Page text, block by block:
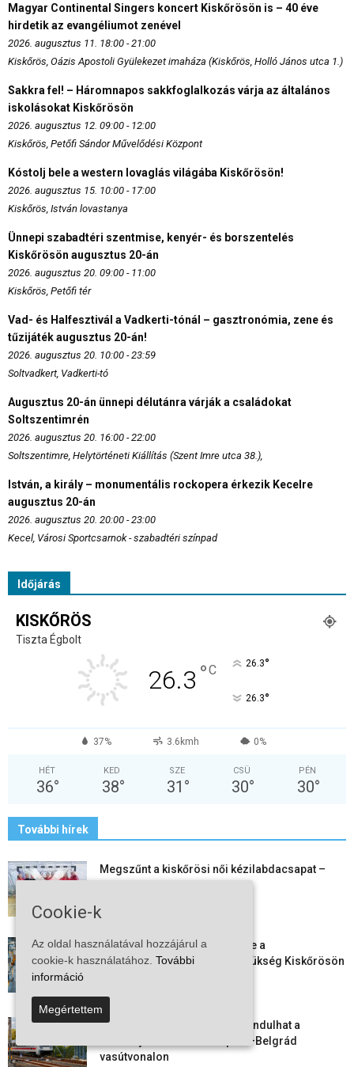
Magyar Continental Singers koncert Kiskőrösön is – 40 éve
hirdetik az evangéliumot zenével
2026. augusztus 11. 18:00 - 21:00
Kiskőrös, Oázis Apostoli Gyülekezet imaháza (Kiskőrös, Holló János utca 1.)
Sakkra fel! – Háromnapos sakkfoglalkozás várja az általános
iskolásokat Kiskőrösön
2026. augusztus 12. 09:00 - 12:00
Kiskőrös, Petőfi Sándor Művelődési Központ
Kóstolj bele a western lovaglás világába Kiskőrösön!
2026. augusztus 15. 10:00 - 17:00
Kiskőrös, István lovastanya
Ünnepi szabadtéri szentmise, kenyér- és borszentelés
Kiskőrösön augusztus 20-án
2026. augusztus 20. 09:00 - 11:00
Kiskőrös, Petőfi tér
Vad- és Halfesztivál a Vadkerti-tónál – gasztronómia, zene és
tűzijáték augusztus 20-án!
2026. augusztus 20. 10:00 - 23:59
Soltvadkert, Vadkerti-tó
Augusztus 20-án ünnepi délutánra várják a családokat
Soltszentimrén
2026. augusztus 20. 16:00 - 22:00
Soltszentimre, Helytörténeti Kiállítás (Szent Imre utca 38.),
István, a király – monumentális rockopera érkezik Kecelre
augusztus 20-án
2026. augusztus 20. 20:00 - 23:00
Kecel, Városi Sportcsarnok - szabadtéri színpad
Időjárás
KISKŐRÖS
Tiszta Égbolt
26.3 °C 26.3°
26.3°
37% 3.6kmh 0%
HÉT
36°
KED
38°
SZE
31 °
CSÜ
30°
PÉN
30°
További hírek
Megszűnt a kiskőrösi női kézilabdacsapat –
Aktuális állásajánlatok: ezekre a
munkavállalókra van most szükség Kiskőrösön
Vitézy Dávid: már ősszel újraindulhat a
személyszállítás a Budapest–Belgrád
vasútvonalon
Cookie-k
Az oldal használatával hozzájárul a
cookie-k használatához. További
információ
Megértettem